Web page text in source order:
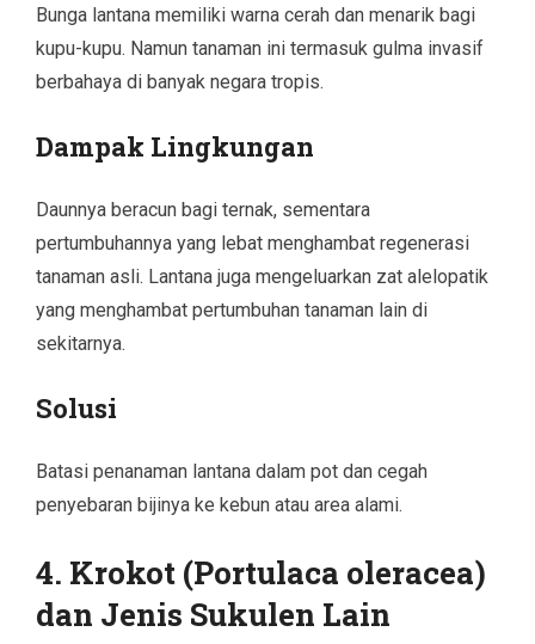
Bunga lantana memiliki warna cerah dan menarik bagi
kupu-kupu. Namun tanaman ini termasuk gulma invasif
berbahaya di banyak negara tropis.
Dampak Lingkungan
Daunnya beracun bagi ternak, sementara
pertumbuhannya yang lebat menghambat regenerasi
tanaman asli. Lantana juga mengeluarkan zat alelopatik
yang menghambat pertumbuhan tanaman lain di
sekitarnya.
Solusi
Batasi penanaman lantana dalam pot dan cegah
penyebaran bijinya ke kebun atau area alami.
4. Krokot (Portulaca oleracea)
dan Jenis Sukulen Lain